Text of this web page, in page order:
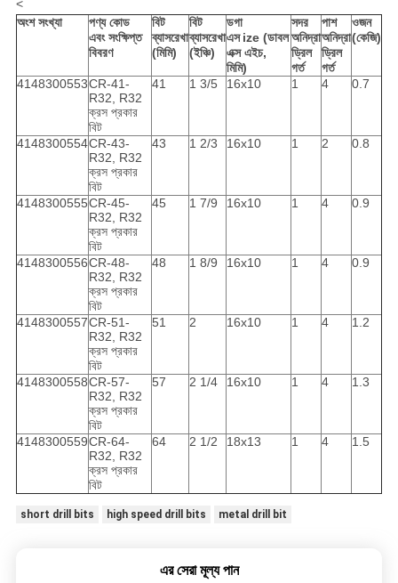
<
অংশ সংখ্যা
পণ্য কোড
এবং সংক্ষিপ্ত
বিবরণ
বিট
ব্যাসরেখা
(মিমি)
বিট
ব্যাসরেখা
(ইঞ্চি)
ডগা
এস ize (ডাবল
এক্স এইচ,
মিমি)
সদর
অনিদ্রা
ড্রিল
গর্ত
পাশ
অনিদ্রা
ড্রিল
গর্ত
ওজন
(কেজি)
4148300553CR-41-
R32, R32
ক্রস প্রকার
বিট
41 1 3/5 16x10 1 4 0.7
4148300554CR-43-
R32, R32
ক্রস প্রকার
বিট
43 1 2/3 16x10 1 2 0.8
4148300555CR-45-
R32, R32
ক্রস প্রকার
বিট
45 1 7/9 16x10 1 4 0.9
4148300556CR-48-
R32, R32
ক্রস প্রকার
বিট
48 1 8/9 16x10 1 4 0.9
4148300557CR-51-
R32, R32
ক্রস প্রকার
বিট
51 2 16x10 1 4 1.2
4148300558CR-57-
R32, R32
ক্রস প্রকার
বিট
57 2 1/4 16x10 1 4 1.3
4148300559CR-64-
R32, R32
ক্রস প্রকার
বিট
64 2 1/2 18x13 1 4 1.5
short drill bits high speed drill bits metal drill bit
এর সেরা মূল্য পান